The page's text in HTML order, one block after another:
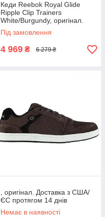
Кеди Reebok Royal Glide
Ripple Clip Trainers
White/Burgundy, оригінал.
Доставка з США/ЄС протягом
14 днів
Під замовлення
4 969 ₴ 6 279 ₴
, оригінал. Доставка з США/
ЄС протягом 14 днів
Немає в наявності